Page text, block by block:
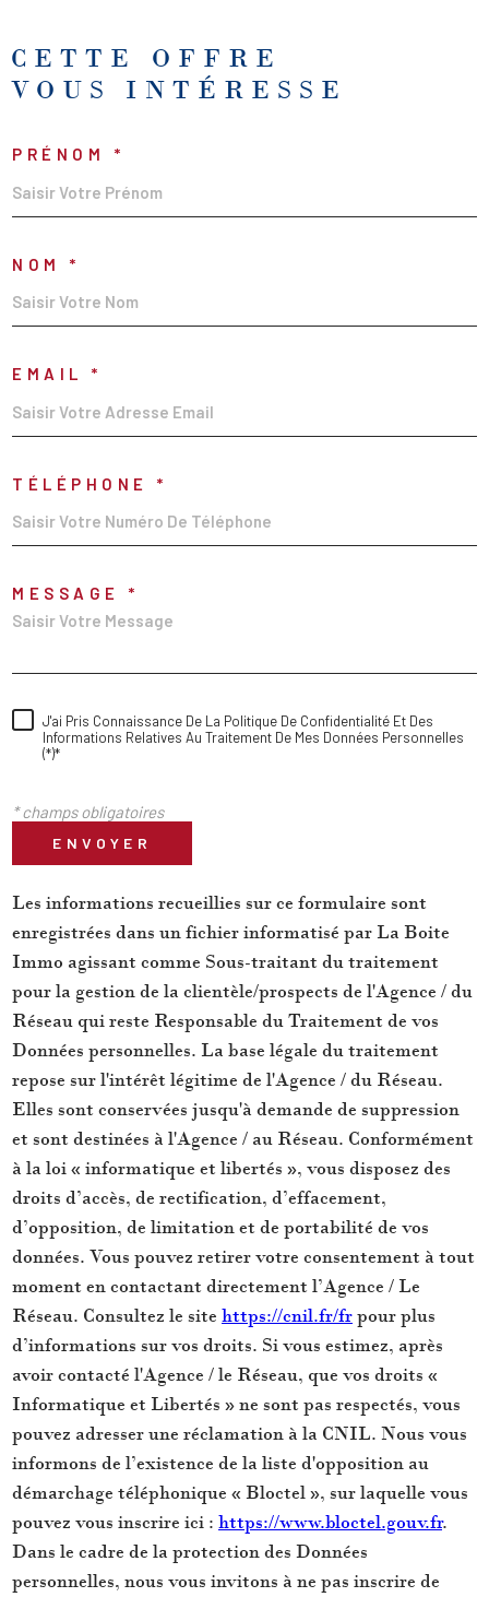
CETTE OFFRE
VOUS INTÉRESSE
PRÉNOM *
NOM *
EMAIL *
TÉLÉPHONE *
MESSAGE *
J'ai Pris Connaissance De La Politique De Confidentialité Et Des
Informations Relatives Au Traitement De Mes Données Personnelles
(*)*
* champs obligatoires
ENVOYER
Les informations recueillies sur ce formulaire sont
enregistrées dans un fichier informatisé par La Boite
Immo agissant comme Sous-traitant du traitement
pour la gestion de la clientèle/prospects de l'Agence / du
Réseau qui reste Responsable du Traitement de vos
Données personnelles. La base légale du traitement
repose sur l'intérêt légitime de l'Agence / du Réseau.
Elles sont conservées jusqu'à demande de suppression
et sont destinées à l'Agence / au Réseau. Conformément
à la loi « informatique et libertés », vous disposez des
droits d’accès, de rectification, d’effacement,
d’opposition, de limitation et de portabilité de vos
données. Vous pouvez retirer votre consentement à tout
moment en contactant directement l’Agence / Le
Réseau. Consultez le site https://cnil.fr/frpour plus
d’informations sur vos droits. Si vous estimez, après
avoir contacté l'Agence / le Réseau, que vos droits «
Informatique et Libertés » ne sont pas respectés, vous
pouvez adresser une réclamation à la CNIL. Nous vous
informons de l’existence de la liste d'opposition au
démarchage téléphonique « Bloctel », sur laquelle vous
pouvez vous inscrire ici : https://www.bloctel.gouv.fr.
Dans le cadre de la protection des Données
personnelles, nous vous invitons à ne pas inscrire de